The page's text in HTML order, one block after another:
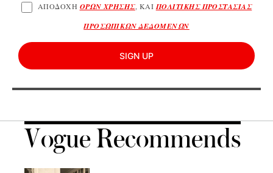
ΑΠΟΔΟΧΗ ΟΡΩΝ ΧΡΗΣΗΣ, ΚΑΙΠΟΛΙΤΙΚΗΣ ΠΡΟΣΤΑΣΙΑΣ
ΠΡΟΣΩΠΙΚΩΝ ΔΕΔΟΜΕΝΩΝ
SIGN UP
Vogue Recommends